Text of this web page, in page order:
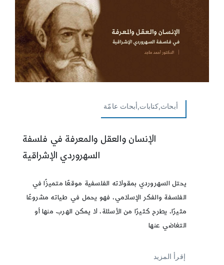
أبحاث,كتابات,أبحاث عامّة
الإنسان والعقل والمعرفة في فلسفة
السهروردي الإشراقية
يحتل السهروردي بمقولاته الفلسفية موقعًا متميزًا في
الفلسفة والفكر الإسلامي، فهو يحمل في طياته مشروعًا
مثيرًا، يطرح كثيرًا من الأسئلة، لا يمكن الهرب منها أو
التغاضي عنها
إقرأ المزيد